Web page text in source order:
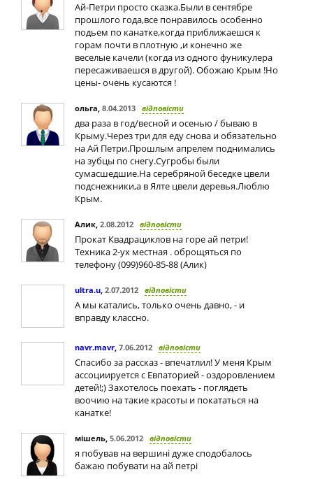
Ай-Петри просто сказка.Были в сентябре
прошлого года,все понравилось особенно
подьем по канатке,когда приближаешся к
горам почти в плотную ,и конечно же
веселые качели (когда из одного фуникулера
пересаживаешся в другой). Обожаю Крым !Но
цены- очень кусаются !
ольга, 8.04.2013 відповісти
два раза в год/весной и осенью / бываю в
Крыму.Через три для еду снова и обязательно
на Ай Петри.Прошлым апрелем поднимались
на зубцы по снегу.Сугробы были
сумасшедшие.На серебряной беседке цвели
подснежники,а в Ялте цвели деревья.Люблю
Крым.
Алик, 2.08.2012 відповісти
Прокат Квадрациклов на горе ай петри!
Техника 2-ух местная . оброщяться по
телефону (099)960-85-88 (Алик)
ultra.u, 2.07.2012 відповісти
А мы катались, только очень давно, - и
вправду классно.
navr.mavr, 7.06.2012 відповісти
Спасибо за рассказ - впечатлил! У меня Крым
ассоциируется с Евпаторией - оздоровлением
детей!;) Захотелось поехать - поглядеть
воочию на такие красоты и покататься на
канатке!
мішель, 5.06.2012 відповісти
я побував на вершині дуже сподобалось
бажаю побувати на ай петрі